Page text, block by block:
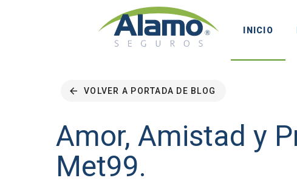
INICIO
VOLVER A PORTADA DE BLOG
Amor, Amistad y
Met99.